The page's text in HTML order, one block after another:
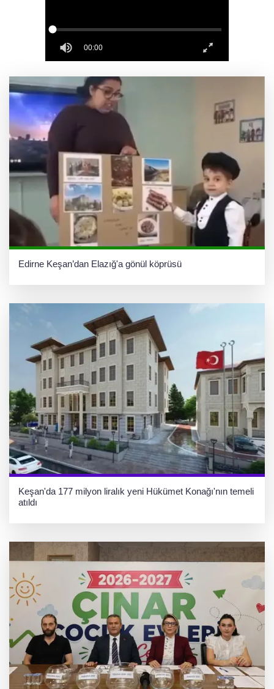
İstanbul Maltepe’de çocuklar kitapların renkli
dünyasında
Edirne Keşan’dan Elazığ'a gönül köprüsü
Keşan'da 177 milyon liralık yeni Hükümet Konağı'nın temeli
atıldı